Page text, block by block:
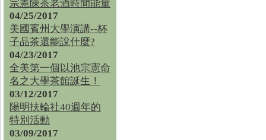
宗憲陳茶老酒時間能量
04/25/2017
美國賓州大學演講--杯
子品茶還能說什麼?
04/23/2017
全美第一個以池宗憲命
名之大學茶館誕生！
03/12/2017
陽明扶輪社40週年的
特別活動
03/09/2017